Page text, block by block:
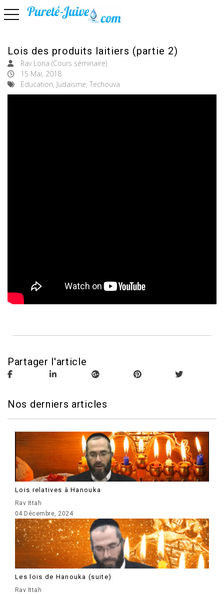
basculer la navigation
Lois des produits laitiers (partie 2)
Rav Loria (Cours séminaire)
15 Mai, 2018
Education, Judaïsme, Techouva
Partager l'article
Nos derniers articles
Lois relatives à Hanouka
Rav Ittah
04 Décembre, 2024
Les lois de Hanouka (suite)
Rav Ittah